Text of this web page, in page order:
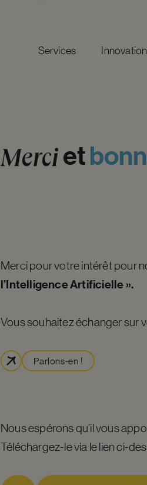
Services
Merciet
Merci pour votre intérêt pour
l’Intelligence Artificielle ».
Vous souhaitez échanger sur
Parlons-en !
Nous espérons qu’il vous
Téléchargez-le via le lien ci-